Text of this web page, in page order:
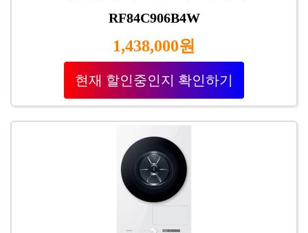
RF84C906B4W
1,438,000원
현재 할인중인지 확인하기